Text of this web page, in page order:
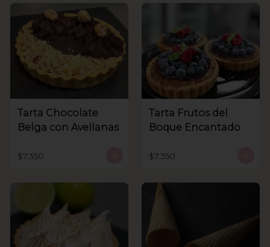
Tarta Chocolate
Belga con Avellanas
$7.350
Tarta Frutos del
Boque Encantado
$7.350